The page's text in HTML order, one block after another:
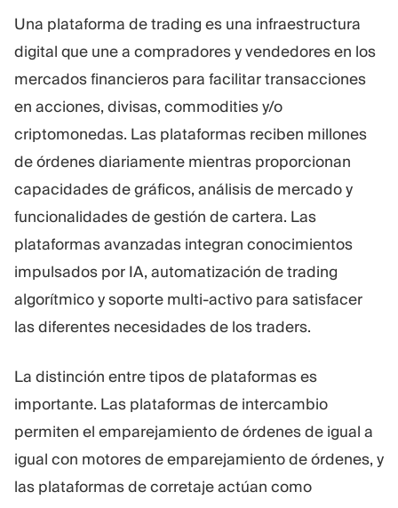
Una plataforma de trading es una infraestructura
digital que une a compradores y vendedores en los
mercados financieros para facilitar transacciones
en acciones, divisas, commodities y/o
criptomonedas. Las plataformas reciben millones
de órdenes diariamente mientras proporcionan
capacidades de gráficos, análisis de mercado y
funcionalidades de gestión de cartera. Las
plataformas avanzadas integran conocimientos
impulsados por IA, automatización de trading
algorítmico y soporte multi-activo para satisfacer
las diferentes necesidades de los traders.
La distinción entre tipos de plataformas es
importante. Las plataformas de intercambio
permiten el emparejamiento de órdenes de igual a
igual con motores de emparejamiento de órdenes, y
las plataformas de corretaje actúan como